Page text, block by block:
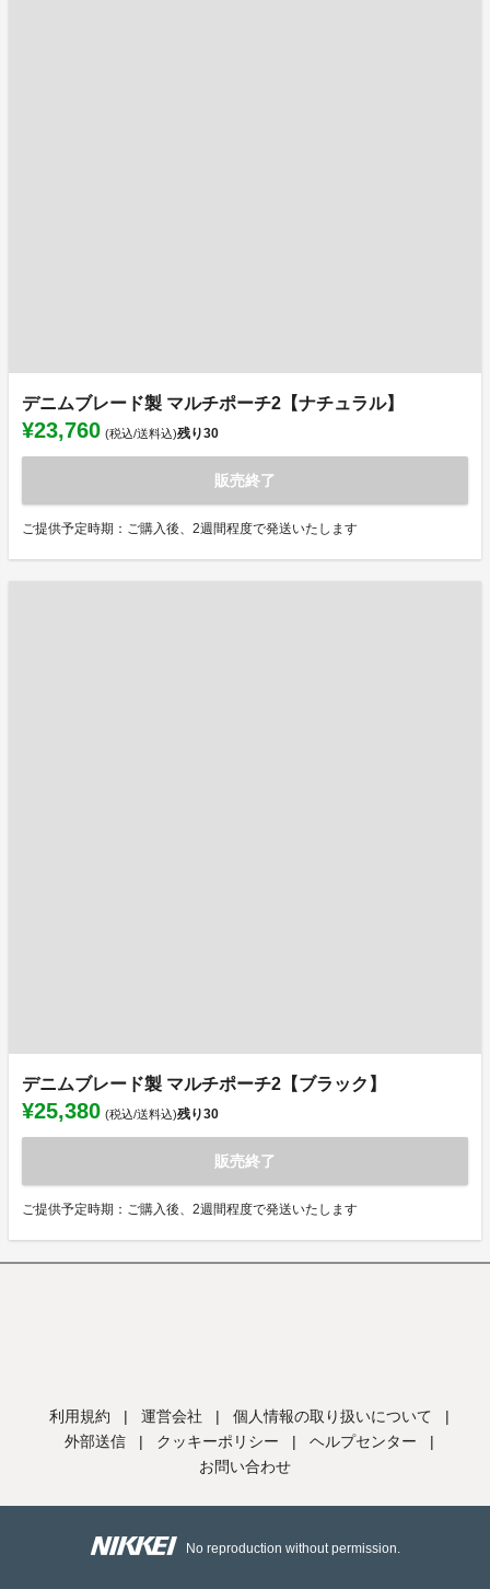
デニムブレード製 マルチポーチ2【ナチュラル】
¥23,760 (税込/送料込)残り30
販売終了
ご提供予定時期：ご購入後、2週間程度で発送いたします
デニムブレード製 マルチポーチ2【ブラック】
¥25,380 (税込/送料込)残り30
販売終了
ご提供予定時期：ご購入後、2週間程度で発送いたします
利用規約 | 運営会社 | 個人情報の取り扱いについて
|
外部送信
| クッキーポリシー | ヘルプセンター
|
お問い合わせ
No reproduction without permission.